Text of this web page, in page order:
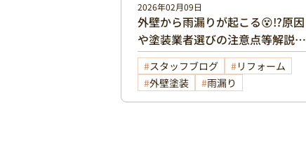
2026年02月09日
外壁から雨漏りが起こる😵⁉️原因
や塗装業者選びの注意点等解説い
たします🖊
スタッフブログ
リフォーム
外壁塗装
雨漏り